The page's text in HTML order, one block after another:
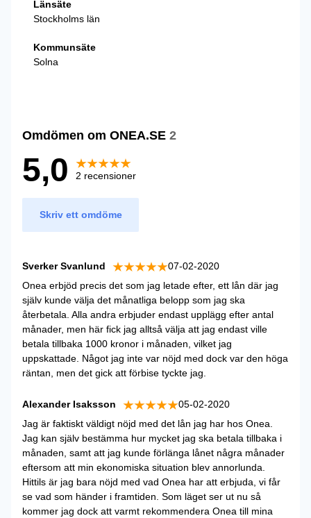
Länsäte
Stockholms län
Kommunsäte
Solna
Omdömen om ONEA.SE 2
5,0 2 recensioner
Skriv ett omdöme
Sverker Svanlund
07-02-2020
Onea erbjöd precis det som jag letade efter, ett lån där jag
själv kunde välja det månatliga belopp som jag ska
återbetala. Alla andra erbjuder endast upplägg efter antal
månader, men här fick jag alltså välja att jag endast ville
betala tillbaka 1000 kronor i månaden, vilket jag
uppskattade. Något jag inte var nöjd med dock var den höga
räntan, men det gick att förbise tyckte jag.
Alexander Isaksson
05-02-2020
Jag är faktiskt väldigt nöjd med det lån jag har hos Onea.
Jag kan själv bestämma hur mycket jag ska betala tillbaka i
månaden, samt att jag kunde förlänga lånet några månader
eftersom att min ekonomiska situation blev annorlunda.
Hittils är jag bara nöjd med vad Onea har att erbjuda, vi får
se vad som händer i framtiden. Som läget ser ut nu så
kommer jag dock att varmt rekommendera Onea till mina